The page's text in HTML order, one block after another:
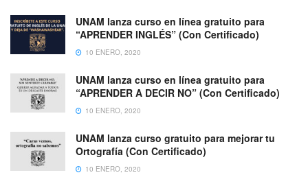
UNAM lanza curso en línea gratuito para
“APRENDER INGLÉS” (Con Certificado)
10 ENERO, 2020
UNAM lanza curso en línea gratuito para
“APRENDER A DECIR NO” (Con Certificado)
10 ENERO, 2020
UNAM lanza curso gratuito para mejorar tu
Ortografía (Con Certificado)
10 ENERO, 2020